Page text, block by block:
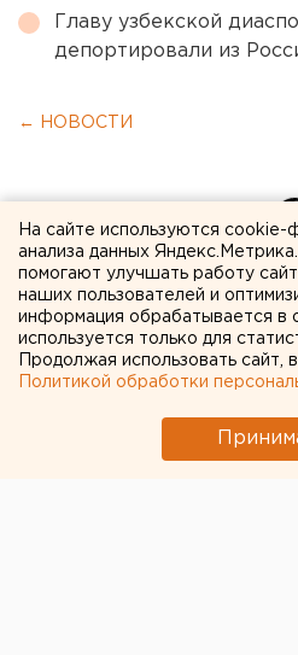
Главу узбекской
депортировали из
← НОВОСТИ
Под
возродить
местных
На сайте используются cookie-
анализа данных
помогают улучшать работу
наших пользователей и
информация обрабатывается в
используется только для
Продолжая использовать сайт,
Политикой обработки